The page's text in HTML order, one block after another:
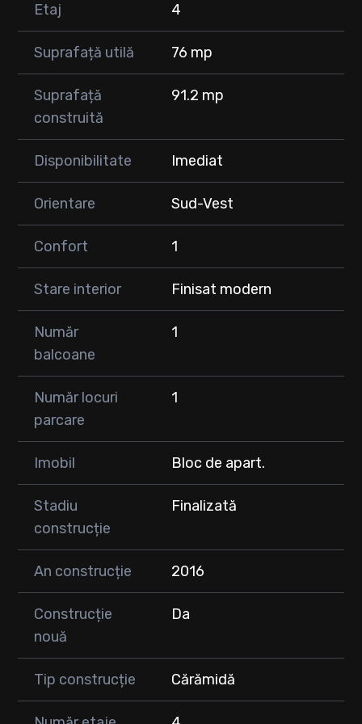
Etaj 4
Suprafață utilă 76 mp
Suprafață
construită
91.2 mp
Disponibilitate Imediat
Orientare Sud-Vest
Confort 1
Stare interior Finisat modern
Număr
balcoane
1
Număr locuri
parcare
1
Imobil Bloc de apart.
Stadiu
construcție
Finalizată
An construcție 2016
Construcție
nouă
Da
Tip construcție Cărămidă